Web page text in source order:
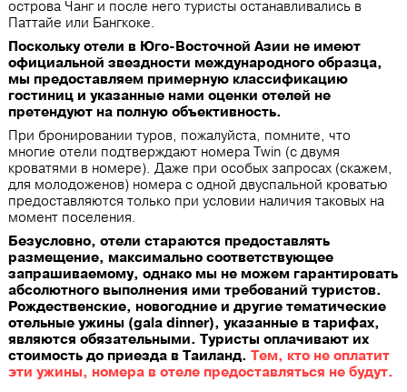
острова Чанг и после него туристы останавливались в
Паттайе или Бангкоке.
Поскольку отели в Юго-Восточной Азии не имеют
официальной звездности международного образца,
мы предоставляем примерную классификацию
гостиниц и указанные нами оценки отелей не
претендуют на полную объективность.
При бронировании туров, пожалуйста, помните, что
многие отели подтверждают номера Twin (с двумя
кроватями в номере). Даже при особых запросах (скажем,
для молодоженов) номера с одной двуспальной кроватью
предоставляются только при условии наличия таковых на
момент поселения.
Безусловно, отели стараются предоставлять
размещение, максимально соответствующее
запрашиваемому, однако мы не можем гарантировать
абсолютного выполнения ими требований туристов.
Рождественские, новогодние и другие тематические
отельные ужины (gala dinner), указанные в тарифах,
являются обязательными. Туристы оплачивают их
стоимость до приезда в Таиланд. Тем, кто не оплатит
эти ужины, номера в отеле предоставляться не будут.